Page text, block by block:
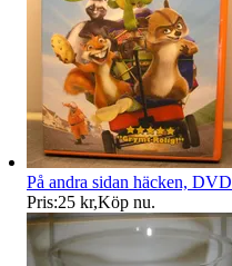
På andra sidan häcken, DVD
Pris:25 kr,Köp nu.